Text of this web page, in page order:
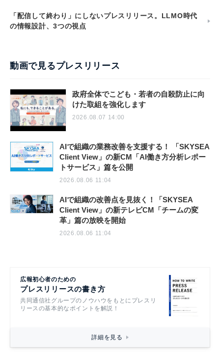
「配信して終わり」にしないプレスリリース。LLMO時代
の情報設計、3つの視点
動画で見るプレスリリース
政府全体でこども・若者の自殺防止に向
けた取組を強化します
2026.08.07 14:00
AIで組織の業務改善を支援する！ 「SKYSEA
Client View」の新CM「AI働き方分析レポー
トサービス」篇を公開
2026.08.06 11:04
AIで組織の改善点を見抜く！「SKYSEA
Client View」の新テレビCM「チームの変
革」篇の放映を開始
2026.08.06 11:04
広報初心者のための
プレスリリースの書き方
共同通信社グループのノウハウをもとにプレスリ
リースの基本的なポイントを解説！
詳細を見る